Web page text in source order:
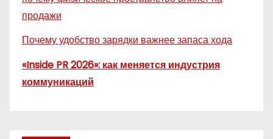
продажи
Почему удобство зарядки важнее запаса хода
«Inside PR 2026»: как меняется индустрия
коммуникаций